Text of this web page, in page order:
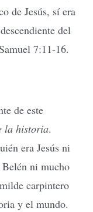
de Jesús, sí era
del
7:11-16.
de este
la historia.
era Jesús ni
ni mucho
carpintero
y el mundo.